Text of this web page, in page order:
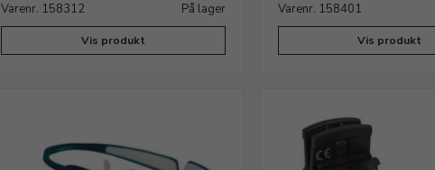
Varenr. 158312 På lager
Vis produkt
Varenr. 158401
Vis produkt